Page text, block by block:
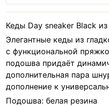
Кеды Day sneaker Black
Элегантные кеды из
с функциональной
подошва придаёт
дополнительная пара
дополнение к
Подошва: белая резина